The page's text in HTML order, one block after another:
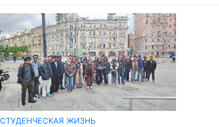
СТУДЕНЧЕСКАЯ ЖИЗНЬ